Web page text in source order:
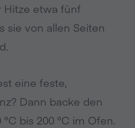
Hitze etwa fünf
sie von allen Seiten
eine feste,
Dann backe den
bis 200 °C im Ofen.